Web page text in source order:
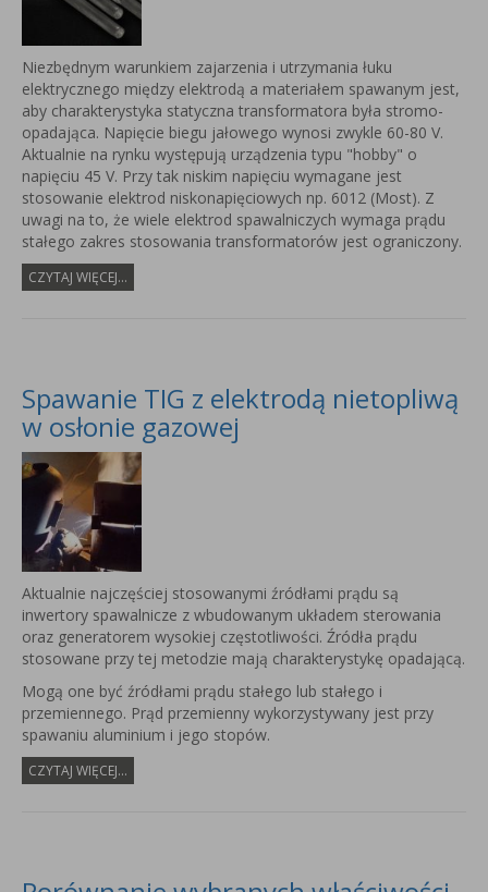
Niezbędnym warunkiem zajarzenia i utrzymania łuku
elektrycznego między elektrodą a materiałem spawanym jest,
aby charakterystyka statyczna transformatora była stromo-
opadająca. Napięcie biegu jałowego wynosi zwykle 60-80 V.
Aktualnie na rynku występują urządzenia typu "hobby" o
napięciu 45 V. Przy tak niskim napięciu wymagane jest
stosowanie elektrod niskonapięciowych np. 6012 (Most). Z
uwagi na to, że wiele elektrod spawalniczych wymaga prądu
stałego zakres stosowania transformatorów jest ograniczony.
CZYTAJ WIĘCEJ...
Spawanie TIG z elektrodą nietopliwą
w osłonie gazowej
Aktualnie najczęściej stosowanymi źródłami prądu są
inwertory spawalnicze z wbudowanym układem sterowania
oraz generatorem wysokiej częstotliwości. Źródła prądu
stosowane przy tej metodzie mają charakterystykę opadającą.
Mogą one być źródłami prądu stałego lub stałego i
przemiennego. Prąd przemienny wykorzystywany jest przy
spawaniu aluminium i jego stopów.
CZYTAJ WIĘCEJ...